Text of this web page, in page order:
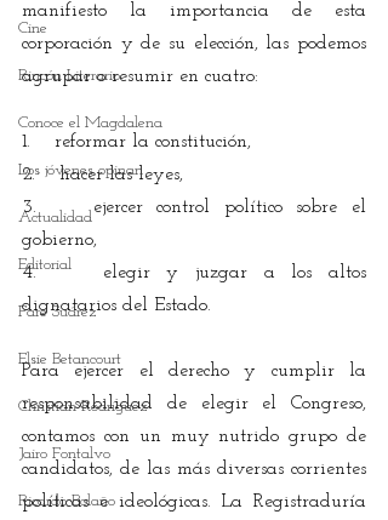
Cine
Rincón Literario
Conoce el Magdalena
Los jóvenes opinan
Actualidad
Editorial
Fare Suárez
Elsie Betancourt
Christian Rodríguez
Jairo Fontalvo
Ricardo Bolaño
manifiesto la importancia de esta
corporación y de su elección, las podemos
agrupar o resumir en cuatro:
1.    reformar la constitución,
2.    hacer las leyes,
3.    ejercer control político sobre el
gobierno,
4.    elegir y juzgar a los altos
dignatarios del Estado.
Para ejercer el derecho y cumplir la
responsabilidad de elegir el Congreso,
contamos con un muy nutrido grupo de
candidatos, de las más diversas corrientes
políticas e ideológicas. La Registraduría